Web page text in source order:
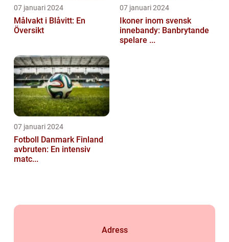
07 januari 2024
Målvakt i Blåvitt: En
Översikt
07 januari 2024
Ikoner inom svensk
innebandy: Banbrytande
spelare ...
07 januari 2024
Fotboll Danmark Finland
avbruten: En intensiv
matc...
Adress